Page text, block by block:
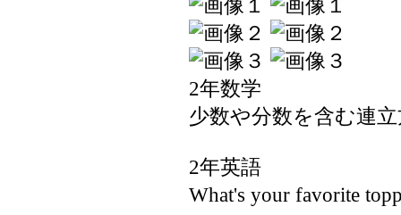
2年数学
少数や分数を含む連
2年英語
What's your favorite